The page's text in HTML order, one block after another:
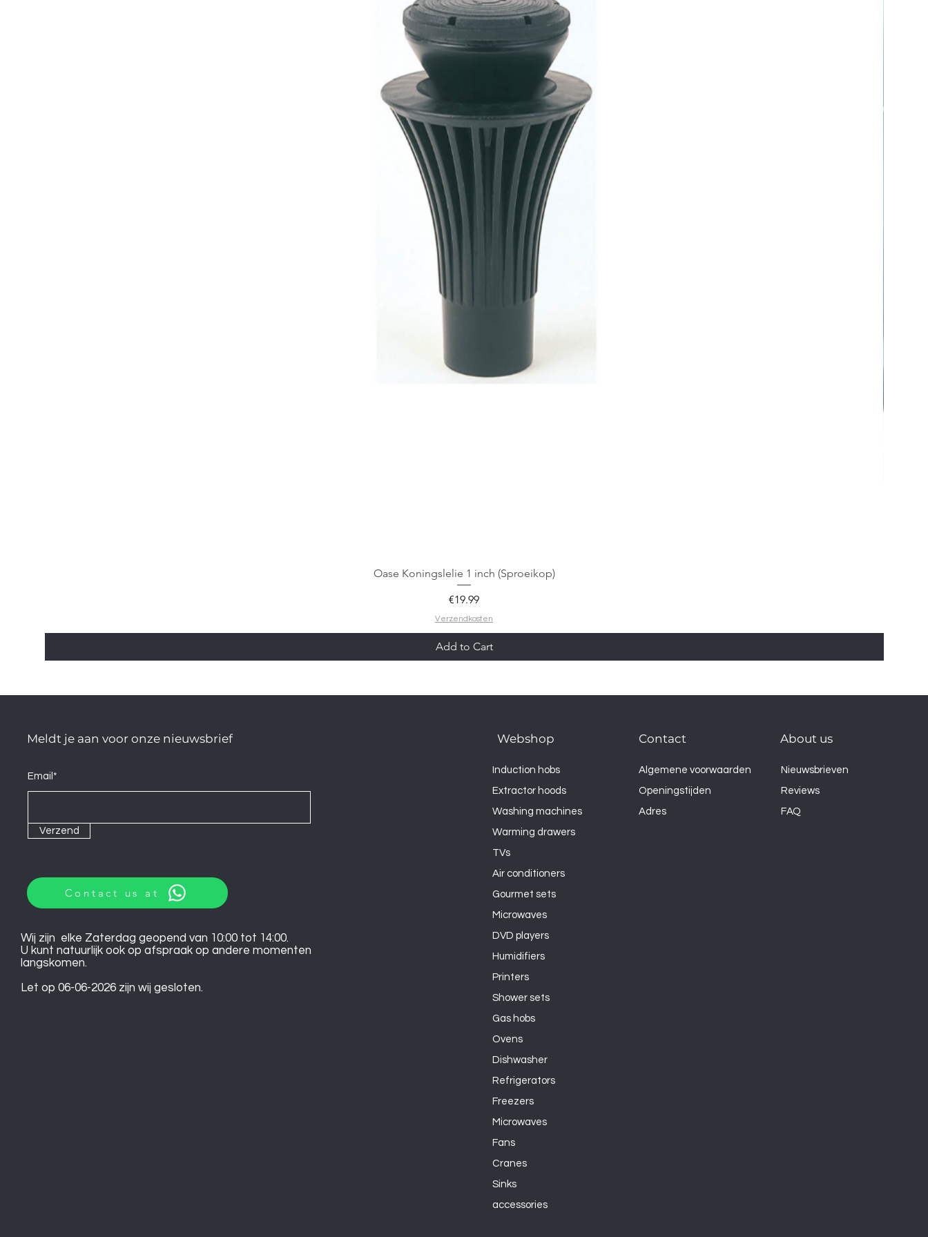
Oase Koningslelie 1 inch (Sproeikop)
Price
€19.99
Verzendkosten
Add to Cart
Meldt je aan voor onze nieuwsbrief
Email*
Verzend
Contact us at
Wij zijn elke Zaterdag geopend van 10:00 tot 14:00.
U kunt natuurlijk ook op afspraak op andere momenten
langskomen.
Let op 06-06-2026 zijn wij gesloten.
Webshop
Induction hobs
Extractor hoods
Washing machines
Warming drawers
TVs
Air conditioners
Gourmet sets
Microwaves
DVD players
Humidifiers
Printers
Shower sets
Gas hobs
Ovens
Dishwasher
Refrigerators
Freezers
Microwaves
Fans
Cranes
Sinks
accessories
About us
Nieuwsbrieven
Reviews
FAQ
Contact
Algemene voorwaarden
Openingstijden
Adres